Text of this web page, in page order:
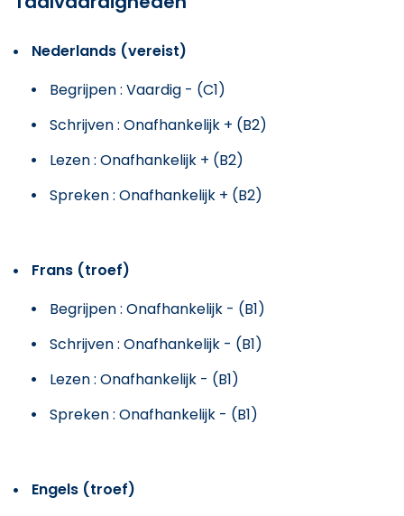
Nederlands (vereist)
Begrijpen : Vaardig - (C1)
Schrijven : Onafhankelijk + (B2)
Lezen : Onafhankelijk + (B2)
Spreken : Onafhankelijk + (B2)
Frans (troef)
Begrijpen : Onafhankelijk - (B1)
Schrijven : Onafhankelijk - (B1)
Lezen : Onafhankelijk - (B1)
Spreken : Onafhankelijk - (B1)
Engels (troef)